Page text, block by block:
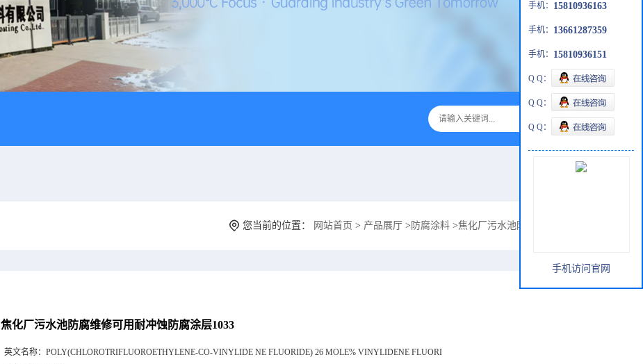
您当前的位置： 网站首页 > 产品展厅 > 防腐涂料 >焦化厂污水池防腐维修可用耐冲蚀防腐涂层
焦化厂污水池防腐维修可用耐冲蚀防腐涂层1033
英文名称： POLY(CHLOROTRIFLUOROETHYLENE-CO-VINYLIDE NE FLUORIDE) 26 MOLE% VINYLIDENE FLUORI
手机： 15810936163
手机： 13661287359
手机： 15810936151
Q Q：
Q Q：
Q Q：
手机访问官网